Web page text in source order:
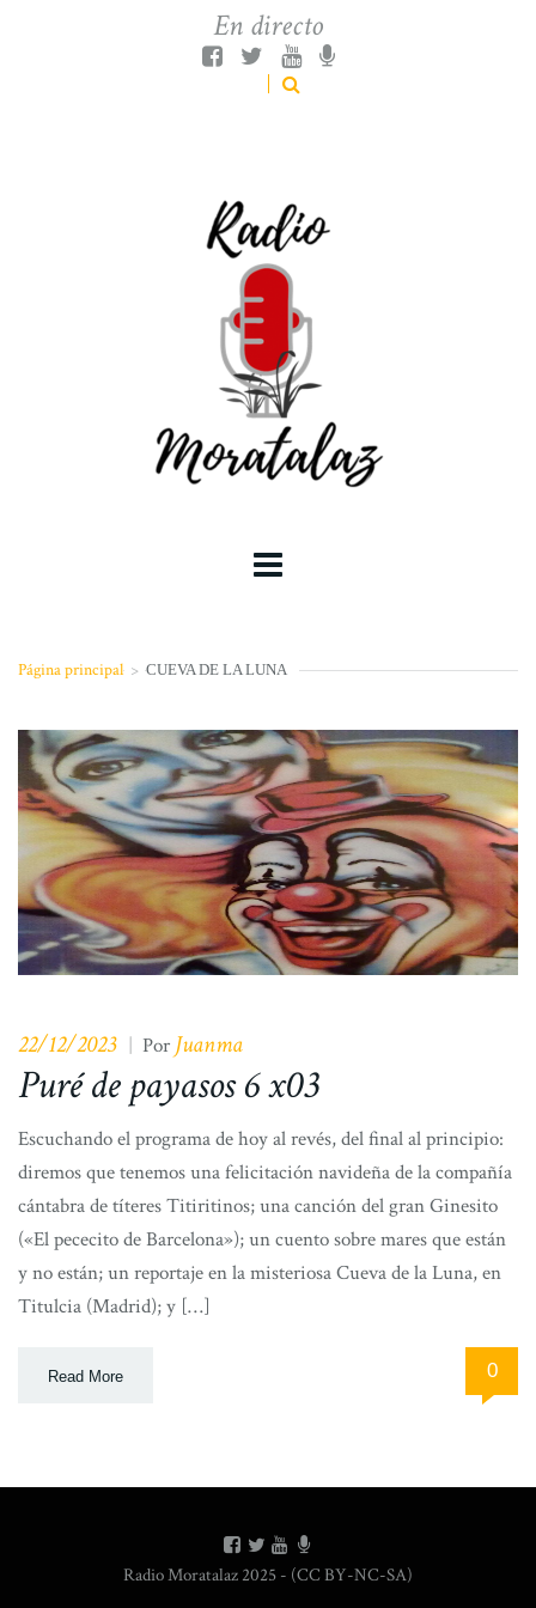
En directo
Página principal > CUEVA DE LA LUNA
22/12/2023 Por Juanma
Puré de payasos 6 x03
Escuchando el programa de hoy al revés, del final al principio:
diremos que tenemos una felicitación navideña de la compañía
cántabra de títeres Titiritinos; una canción del gran Ginesito
(«El pececito de Barcelona»); un cuento sobre mares que están
y no están; un reportaje en la misteriosa Cueva de la Luna, en
Titulcia (Madrid); y […]
Read More 0
Radio Moratalaz 2025 - (CC BY-NC-SA)